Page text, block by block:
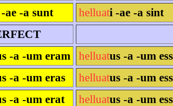
ae -a sunt helluati -ae -a sint
-a -um eram helluatus -a -um
-a -um eras helluatus -a -um
-a -um erat helluatus -a -um